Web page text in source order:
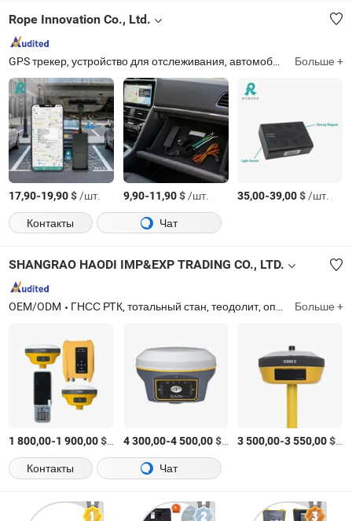
Rope Innovation Co., Ltd.
GPS трекер, устройство для отслеживания, автомобильный GPS трекер, трекер для правонарушителей, трекер для транспортных средств, мотоциклетный GPS трекер, система отслеживания GPS Больше +
17,90-19,90$/шт. 9,90-11,90$/шт. 35,00-39,00$/шт.
Контакты
Чат
SHANGRAO HAODI IMP&EXP TRADING CO., LTD.
OEM/ODM ГНСС РТК, тотальный стан, теодолит, оптический уровень и лазерный отвес, призменный штатив, уровень штатива, измерительная колесо, набор призм, трибрах и адаптер, аксессуары для геодезии Больше +
1 800,00-1 900,00$/шт.4 300,00-4 500,00$/Комплект
3 500,00-3 550,00$/
Контакты
Чат